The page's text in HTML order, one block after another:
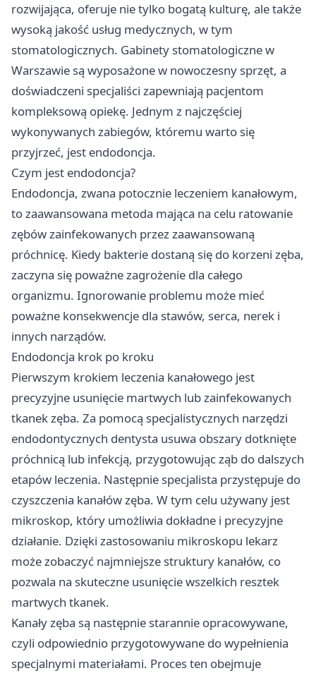
rozwijająca, oferuje nie tylko bogatą kulturę, ale także
wysoką jakość usług medycznych, w tym
stomatologicznych. Gabinety stomatologiczne w
Warszawie są wyposażone w nowoczesny sprzęt, a
doświadczeni specjaliści zapewniają pacjentom
kompleksową opiekę. Jednym z najczęściej
wykonywanych zabiegów, któremu warto się
przyjrzeć, jest endodoncja.
Czym jest endodoncja?
Endodoncja, zwana potocznie leczeniem kanałowym,
to zaawansowana metoda mająca na celu ratowanie
zębów zainfekowanych przez zaawansowaną
próchnicę. Kiedy bakterie dostaną się do korzeni zęba,
zaczyna się poważne zagrożenie dla całego
organizmu. Ignorowanie problemu może mieć
poważne konsekwencje dla stawów, serca, nerek i
innych narządów.
Endodoncja krok po kroku
Pierwszym krokiem leczenia kanałowego jest
precyzyjne usunięcie martwych lub zainfekowanych
tkanek zęba. Za pomocą specjalistycznych narzędzi
endodontycznych dentysta usuwa obszary dotknięte
próchnicą lub infekcją, przygotowując ząb do dalszych
etapów leczenia. Następnie specjalista przystępuje do
czyszczenia kanałów zęba. W tym celu używany jest
mikroskop, który umożliwia dokładne i precyzyjne
działanie. Dzięki zastosowaniu mikroskopu lekarz
może zobaczyć najmniejsze struktury kanałów, co
pozwala na skuteczne usunięcie wszelkich resztek
martwych tkanek.
Kanały zęba są następnie starannie opracowywane,
czyli odpowiednio przygotowywane do wypełnienia
specjalnymi materiałami. Proces ten obejmuje